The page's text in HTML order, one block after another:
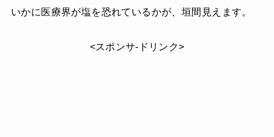
いかに医療界が塩を恐れているかが、垣間見えます。
<スポンサ-ドリンク>